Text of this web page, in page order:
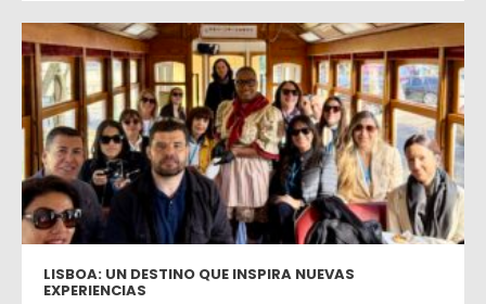
LISBOA: UN DESTINO QUE INSPIRA NUEVAS
EXPERIENCIAS